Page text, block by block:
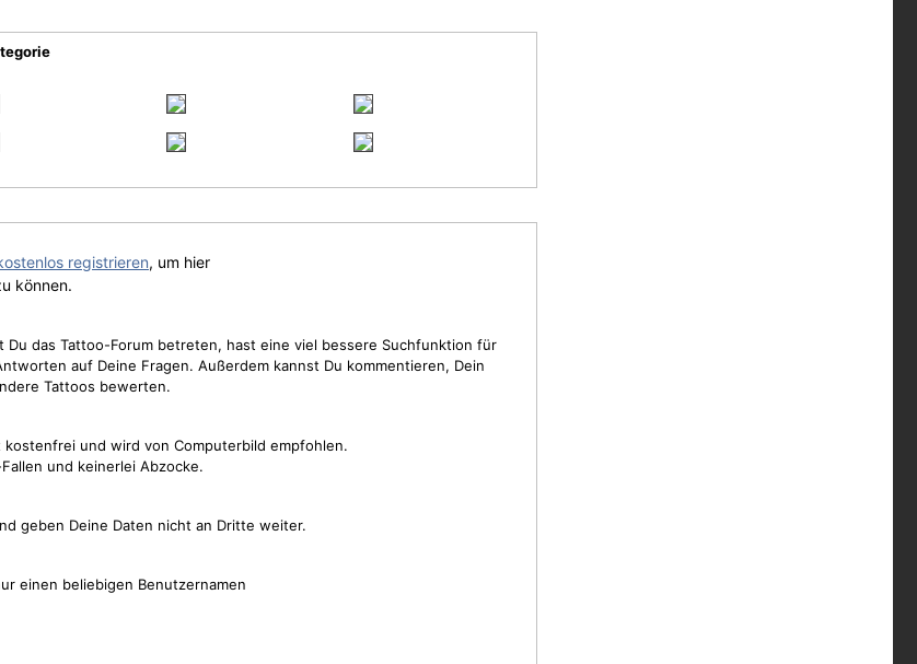
registrieren, um hier
können.
Du das Tattoo-Forum betreten, hast eine viel bessere Suchfunktion für
auf Deine Fragen. Außerdem kannst Du kommentieren, Dein
Tattoos bewerten.
und wird von Computerbild empfohlen.
und keinerlei Abzocke.
geben Deine Daten nicht an Dritte weiter.
einen beliebigen Benutzernamen